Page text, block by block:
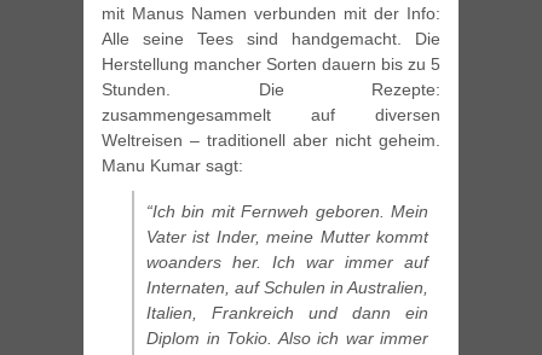
mit Manus Namen verbunden mit der Info:
Alle seine Tees sind handgemacht. Die
Herstellung mancher Sorten dauern bis zu 5
Stunden. Die Rezepte:
zusammengesammelt auf diversen
Weltreisen – traditionell aber nicht geheim.
Manu Kumar sagt:
“Ich bin mit Fernweh geboren. Mein
Vater ist Inder, meine Mutter kommt
woanders her. Ich war immer auf
Internaten, auf Schulen in Australien,
Italien, Frankreich und dann ein
Diplom in Tokio. Also ich war immer